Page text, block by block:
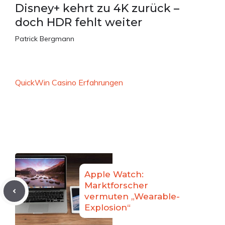
Disney+ kehrt zu 4K zurück –
doch HDR fehlt weiter
Patrick Bergmann
QuickWin Casino Erfahrungen
Apple Watch:
Marktforscher
vermuten „Wearable-
Explosion“